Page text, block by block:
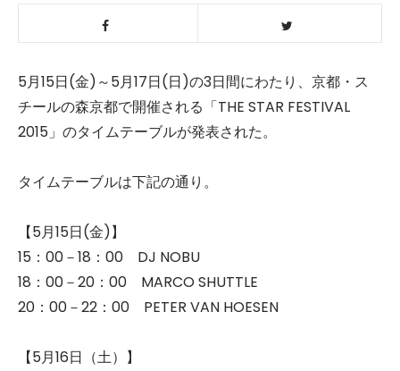
5月15日(金)～5月17日(日)の3日間にわたり、京都・ス
チールの森京都で開催される「THE STAR FESTIVAL
2015」のタイムテーブルが発表された。
タイムテーブルは下記の通り。
【5月15日(金)】
15：00－18：00 DJ NOBU
18：00－20：00 MARCO SHUTTLE
20：00－22：00 PETER VAN HOESEN
【5月16日（土）】